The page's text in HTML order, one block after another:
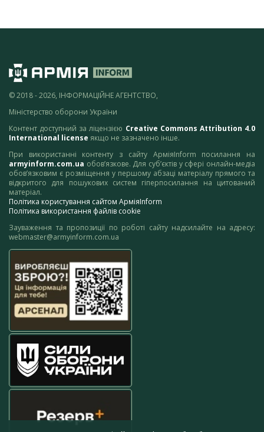
© 2018 - 2026, ІНФОРМАЦІЙНЕ АГЕНТСТВО,
Міністерство оборони України
Контент доступний за ліцензією Creative Commons Attribution 4.0
International license якщо не зазначено інше.
При використанні контенту з сайту АрміяInform посилання на
armyinform.com.ua обов’язкове. Для суб’єктів у сфері онлайн-медіа
обов’язковим є розміщення у першому абзаці матеріалу прямого та
відкритого для пошукових систем гіперпосилання на цитований
матеріал.
Політика користування сайтом АрміяInform
Політика використання файлів cookie
Зауваження та пропозиції по роботі сайту надсилайте на адресу:
webmaster@armyinform.com.ua